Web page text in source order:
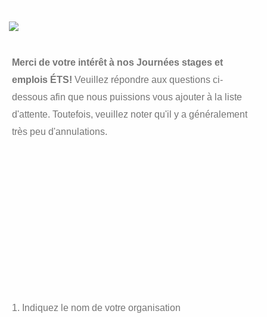
Merci de votre intérêt à nos Journées stages et
emplois ÉTS! Veuillez répondre aux questions ci-
dessous afin que nous puissions vous ajouter à la liste
d'attente. Toutefois, veuillez noter qu'il y a généralement
très peu d'annulations.
1. Indiquez le nom de votre organisation